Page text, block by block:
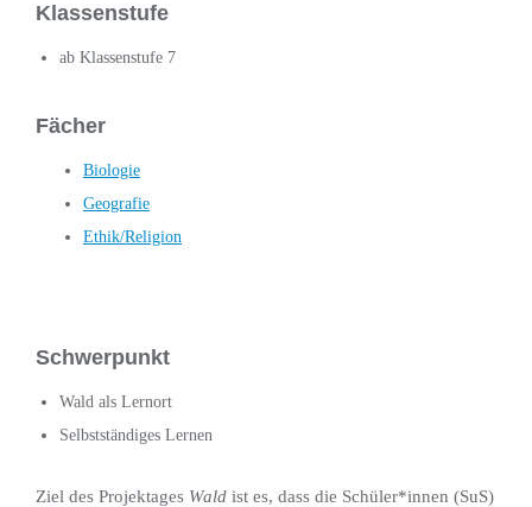
Klassenstufe
ab Klassenstufe 7
Fächer
Biologie
Geografie
Ethik/Religion
Schwerpunkt
Wald als Lernort
Selbstständiges Lernen
Ziel des Projektages Wald ist es, dass die Schüler*innen (SuS)